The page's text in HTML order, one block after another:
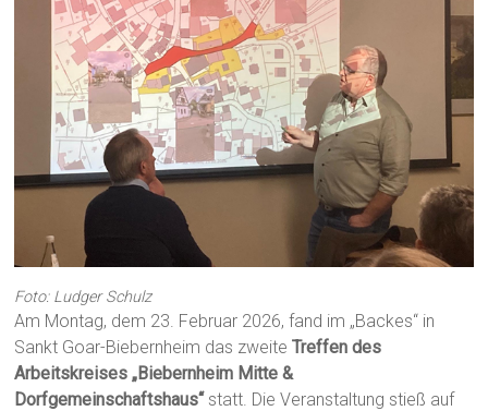
Foto: Ludger Schulz
Am Montag, dem 23. Februar 2026, fand im „Backes“ in
Sankt Goar-Biebernheim das zweite Treffen des
Arbeitskreises „Biebernheim Mitte &
Dorfgemeinschaftshaus“statt. Die Veranstaltung stieß auf